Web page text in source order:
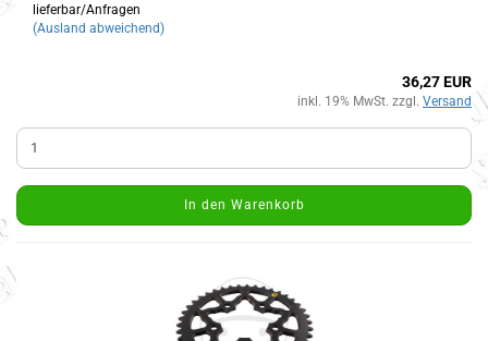
lieferbar/Anfragen
(Ausland abweichend)
36,27 EUR
inkl. 19% MwSt. zzgl. Versand
In den Warenkorb